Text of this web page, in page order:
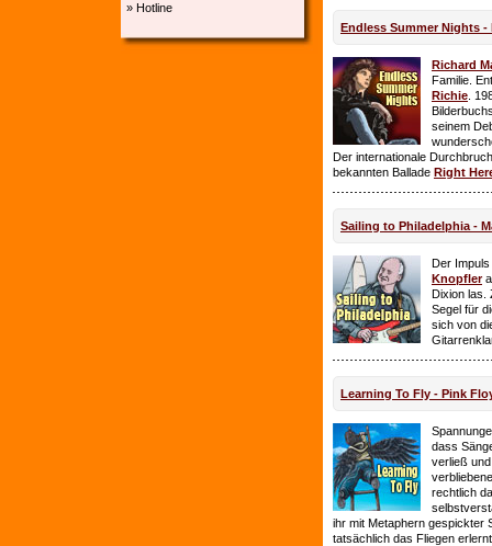
» Hotline
Endless Summer Nights -
Richard
Familie.
Richie .
seinem
Der internationale
bekannten Ballade Right
Sailing to Philadelphia -
Der
Knopfler
Dixion las.
Segel für
sich von
Learning To Fly - Pink
dass
verließ
rechtlich
ihr mit Metaphern gespickter
tatsächlich das Fliegen